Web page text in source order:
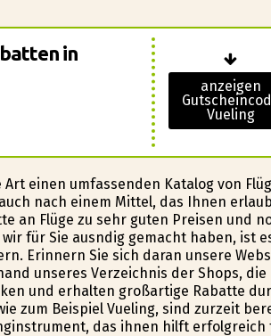
in
anzeigen
Vueling
einen umfassenden Katalog von
nach einem Mittel, das Ihnen
an Flüge zu sehr guten Preisen und
für Sie ausfindig gemacht haben, ist
Erinnern Sie sich daran unsere
unseres Verzeichnis der Shops, die
und erhalten großartige Rabatte
zum Beispiel Vueling, sind zurzeit
das ihnen hilft erfolgreich